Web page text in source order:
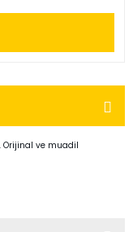
- . Orijinal ve muadil